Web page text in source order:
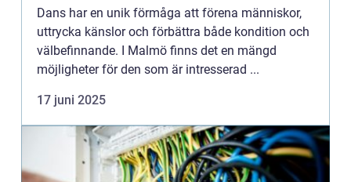
Dans har en unik förmåga att förena människor,
uttrycka känslor och förbättra både kondition och
välbefinnande. I Malmö finns det en mängd
möjligheter för den som är intresserad ...
17 juni 2025